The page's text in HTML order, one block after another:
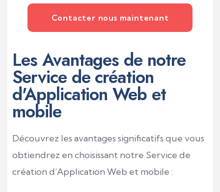
Contacter nous maintenant
Les Avantages de notre
Service de création
d'Application Web et
mobile
Découvrez les avantages significatifs que vous
obtiendrez en choisissant notre Service de
création d’Application Web et mobile :